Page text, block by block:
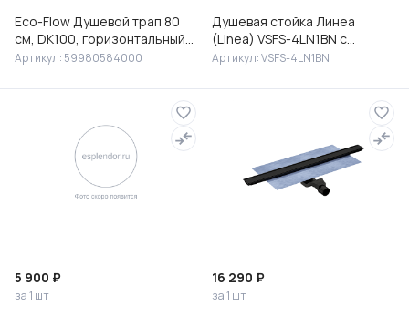
Eco-Flow Душевой трап 80
см, DK100, горизонтальный
сифон 60 мм, матовый
Артикул: 59980584000
Душевая стойка Линеа
(Linea) VSFS-4LN1BN с
изливом, брашированный
Артикул: VSFS-4LN1BN
5 900 ₽
за 1 шт
16 290 ₽
за 1 шт